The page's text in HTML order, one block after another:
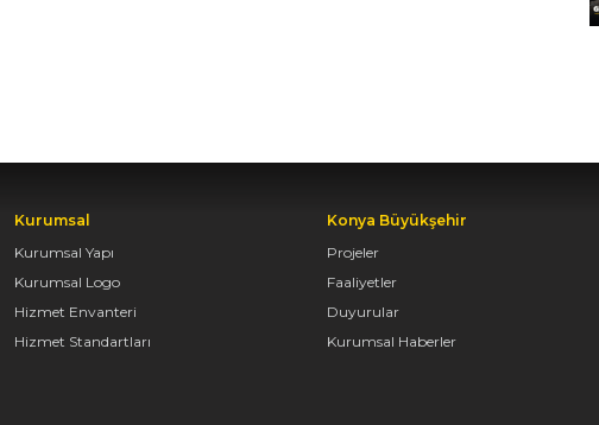
Kurumsal
Kurumsal Yapı
Kurumsal Logo
Hizmet Envanteri
Hizmet Standartları
Konya Büyükşehir
Projeler
Faaliyetler
Duyurular
Kurumsal Haberler